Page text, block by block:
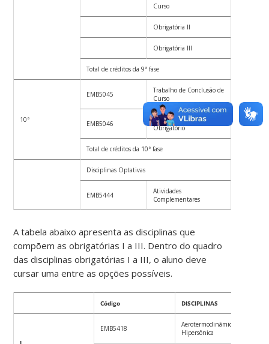
Curso
Obrigatória II
Obrigatória III
Total de créditos da 9ª fase
10ª
EMB5045
Trabalho de Conclusão de
Curso
EMB5046
Estágio Curricular
Obrigatório
22
Total de créditos da 10ª fase
Disciplinas Optativas
EMB5444
Atividades
Complementares
A tabela abaixo apresenta as disciplinas que
compõem as obrigatórias I a III. Dentro do quadro
das disciplinas obrigatórias I a III, o aluno deve
cursar uma entre as opções possíveis.
Código DISCIPLINAS
EMB5418
Aerotermodinâmica e
Hipersônica